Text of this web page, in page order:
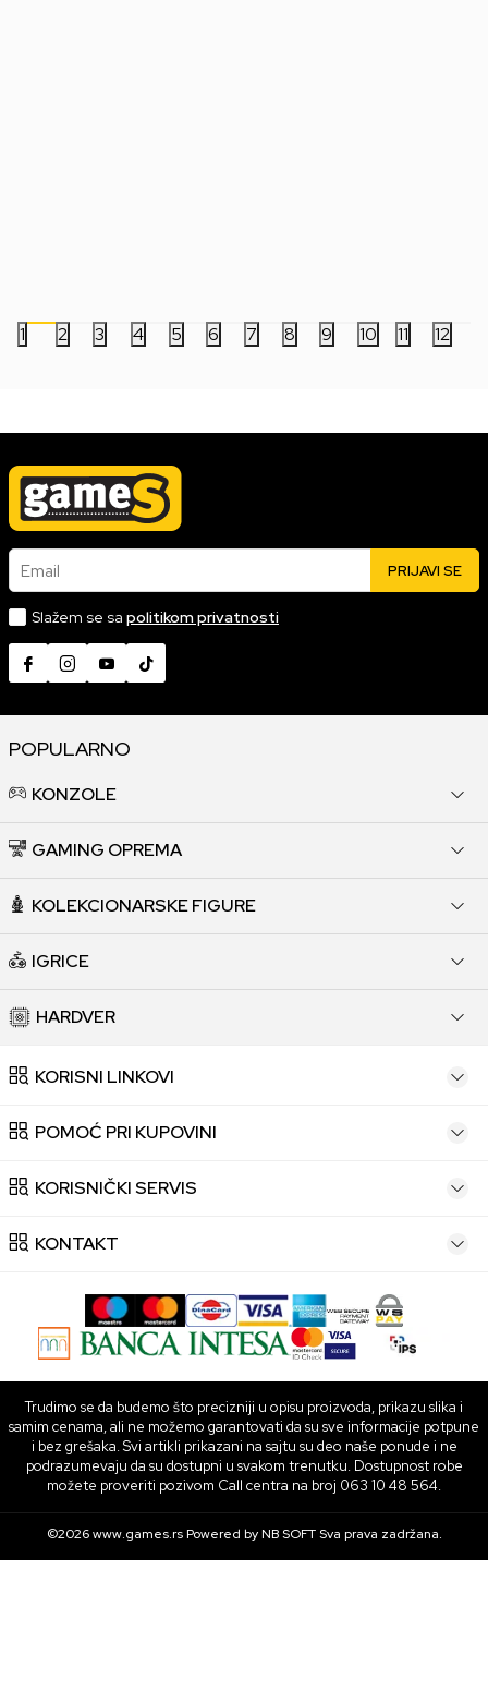
1 2 3 4 5 6 7 8 9 10 11 12
Email PRIJAVI SE
Slažem se sa politikom privatnosti
POPULARNO
KONZOLE
GAMING OPREMA
KOLEKCIONARSKE FIGURE
IGRICE
HARDVER
KORISNI LINKOVI
POMOĆ PRI KUPOVINI
KORISNIČKI SERVIS
KONTAKT
Trudimo se da budemo što precizniji u opisu proizvoda, prikazu slika i
samim cenama, ali ne možemo garantovati da su sve informacije potpune
i bez grešaka. Svi artikli prikazani na sajtu su deo naše ponude i ne
podrazumevaju da su dostupni u svakom trenutku. Dostupnost robe
možete proveriti pozivom Call centra na broj 063 10 48 564.
©2026www.games.rs Powered byNB SOFTSva prava zadržana.